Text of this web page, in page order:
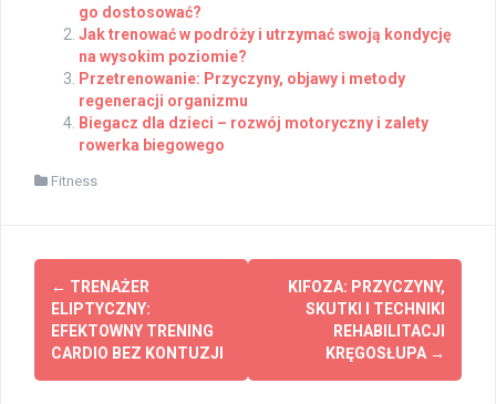
go dostosować?
Jak trenować w podróży i utrzymać swoją kondycję
na wysokim poziomie?
Przetrenowanie: Przyczyny, objawy i metody
regeneracji organizmu
Biegacz dla dzieci – rozwój motoryczny i zalety
rowerka biegowego
Fitness
Post
navigation
← TRENAŻER
ELIPTYCZNY:
EFEKTOWNY TRENING
CARDIO BEZ KONTUZJI
KIFOZA: PRZYCZYNY,
SKUTKI I TECHNIKI
REHABILITACJI
KRĘGOSŁUPA →